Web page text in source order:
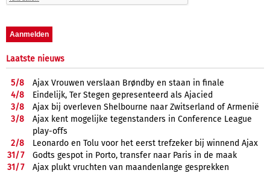
Laatste nieuws
5/8
Ajax Vrouwen verslaan Brøndby en staan in finale
4/8
Eindelijk, Ter Stegen gepresenteerd als Ajacied
3/8
Ajax bij overleven Shelbourne naar Zwitserland of Armenië
3/8
Ajax kent mogelijke tegenstanders in Conference League
play-offs
2/8
Leonardo en Tolu voor het eerst trefzeker bij winnend Ajax
31/7
Godts gespot in Porto, transfer naar Paris in de maak
31/7
Ajax plukt vruchten van maandenlange gesprekken